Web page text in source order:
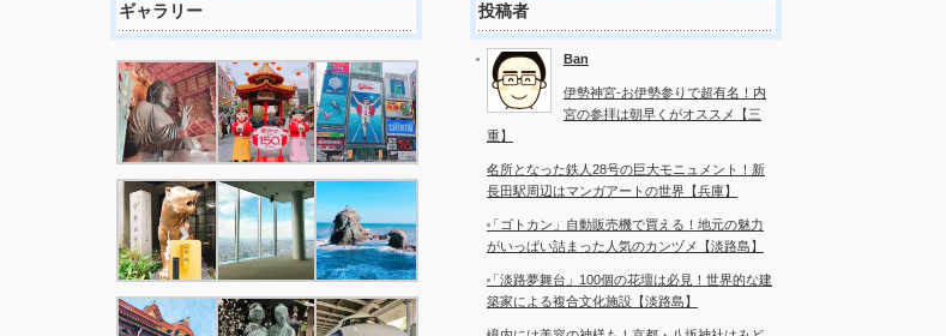
ギャラリー 投稿者
Ban
伊勢神宮-お伊勢参りで超有名！内
宮の参拝は朝早くがオススメ【三
重】
名所となった鉄人28号の巨大モニュメント！新
長田駅周辺はマンガアートの世界【兵庫】
「ゴトカン」自動販売機で買える！地元の魅力
がいっぱい詰まった人気のカンヅメ【淡路島】
「淡路夢舞台」100個の花壇は必見！世界的な建
築家による複合文化施設【淡路島】